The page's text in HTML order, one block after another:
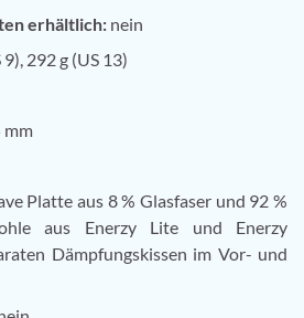
erhältlich: nein
9), 292 g (US 13)
mm
Platte aus 8 % Glasfaser und 92 %
aus Enerzy Lite und Enerzy
Dämpfungskissen im Vor- und